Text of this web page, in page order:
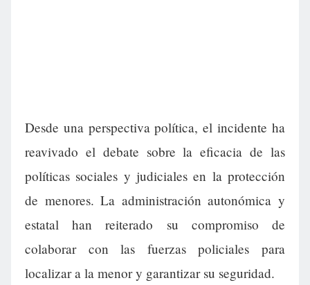
Desde una perspectiva política, el incidente ha
reavivado el debate sobre la eficacia de las
políticas sociales y judiciales en la protección
de menores. La administración autonómica y
estatal han reiterado su compromiso de
colaborar con las fuerzas policiales para
localizar a la menor y garantizar su seguridad.